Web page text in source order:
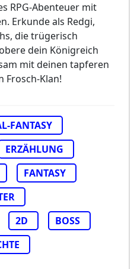
RPG-Abenteuer mit
Erkunde als Redgi,
die trügerisch
dein Königreich
mit deinen tapferen
Frosch-Klan!
FANTASY
ERZÄHLUNG
FANTASY
2D
BOSS